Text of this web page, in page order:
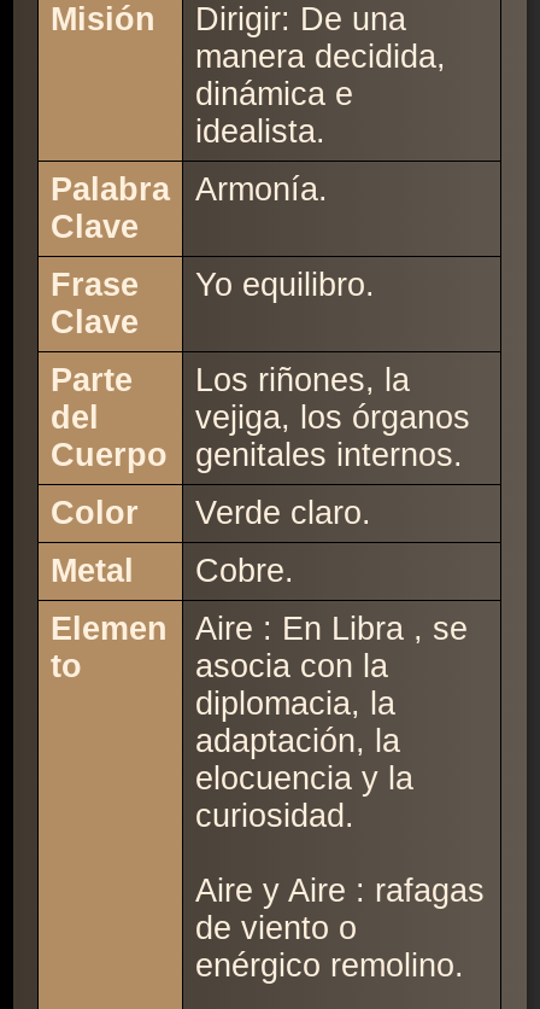
Misión
Dirigir: De una
manera decidida,
dinámica e
idealista.
Palabra
Clave
Armonía.
Frase
Clave
Yo equilibro.
Parte
del
Cuerpo
Los riñones, la
vejiga, los órganos
genitales internos.
Color
Verde claro.
Metal
Cobre.
Elemen
to
Aire : En Libra , se
asocia con la
diplomacia, la
adaptación, la
elocuencia y la
curiosidad.
Aire y Aire : rafagas
de viento o
enérgico remolino.